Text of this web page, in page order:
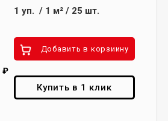
₽
1 уп. / 1 м²/ 25 шт.
Добавить в корзиину
Купить в 1 клик